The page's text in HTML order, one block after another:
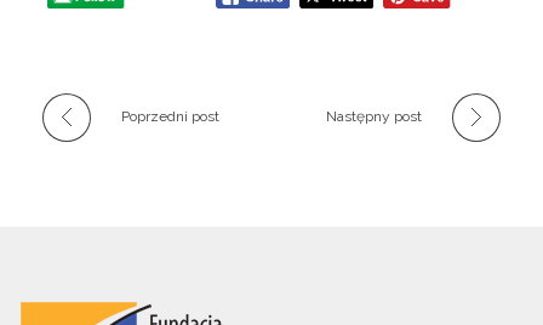
Poprzedni post Następny post